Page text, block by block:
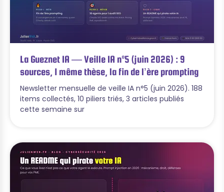
La Gueznet IA — Veille IA n°5 (juin 2026) : 9
sources, 1 même thèse, la fin de l’ère prompting
Newsletter mensuelle de veille IA n°5 (juin 2026). 188
items collectés, 10 piliers triés, 3 articles publiés
cette semaine sur